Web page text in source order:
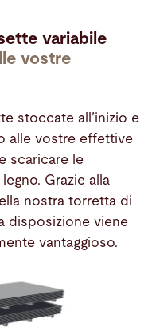
variabile
vostre
stoccate all’inizio e
alle vostre effettive
scaricare le
Grazie alla
nostra torretta di
disposizione viene
vantaggioso.